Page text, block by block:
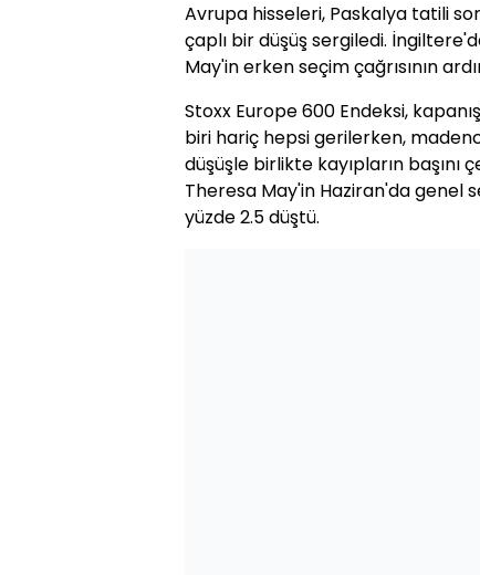
Avrupa hisseleri, Paskalya tatili
çaplı bir düşüş sergiledi.
May'in erken seçim çağrısının
Stoxx Europe 600 Endeksi,
biri hariç hepsi gerilerken,
düşüşle birlikte kayıpların başını
Theresa May'in Haziran'da genel
yüzde 2.5 düştü.